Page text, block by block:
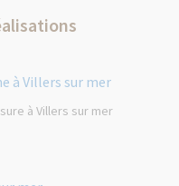
à Villers sur mer